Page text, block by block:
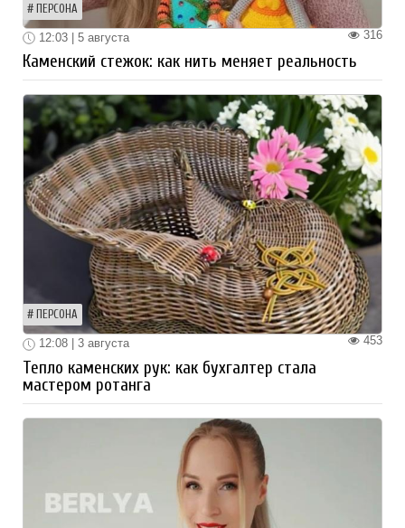
ПЕРСОНА
316
12:03 | 5 августа
Каменский стежок: как нить меняет реальность
ПЕРСОНА
453
12:08 | 3 августа
Тепло каменских рук: как бухгалтер стала
мастером ротанга